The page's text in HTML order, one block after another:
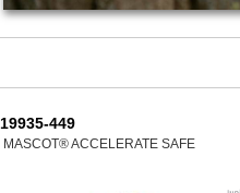
19935-449
MASCOT® ACCELERATE SAFE